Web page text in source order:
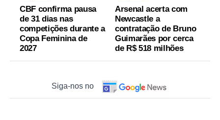
CBF confirma pausa
de 31 dias nas
competições durante a
Copa Feminina de
2027
Arsenal acerta com
Newcastle a
contratação de Bruno
Guimarães por cerca
de R$ 518 milhões
Siga-nos no